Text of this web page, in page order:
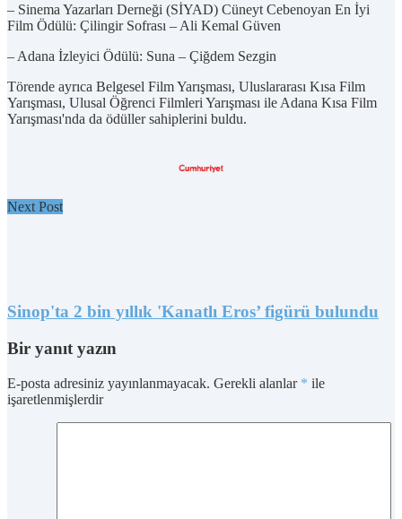
– Sinema Yazarları Derneği (SİYAD) Cüneyt Cebenoyan En İyi
Film Ödülü: Çilingir Sofrası – Ali Kemal Güven
– Adana İzleyici Ödülü: Suna – Çiğdem Sezgin
Törende ayrıca Belgesel Film Yarışması, Uluslararası Kısa Film
Yarışması, Ulusal Öğrenci Filmleri Yarışması ile Adana Kısa Film
Yarışması'nda da ödüller sahiplerini buldu.
Next Post
Sinop'ta 2 bin yıllık 'Kanatlı Eros’ figürü bulundu
Bir yanıt yazın
E-posta adresiniz yayınlanmayacak. Gerekli alanlar * ile
işaretlenmişlerdir